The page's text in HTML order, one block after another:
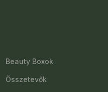
Beauty Boxok
Összetevők